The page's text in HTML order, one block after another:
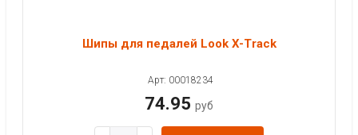
Шипы для педалей Look X-Track
Арт: 00018234
74.95 руб